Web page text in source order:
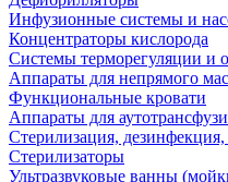
Инфузионные системы и
Концентраторы кислорода
Системы терморегуляции и
Аппараты для непрямого
Функциональные кровати
Аппараты для
Стерилизация,
Стерилизаторы
Ультразвуковые ванны